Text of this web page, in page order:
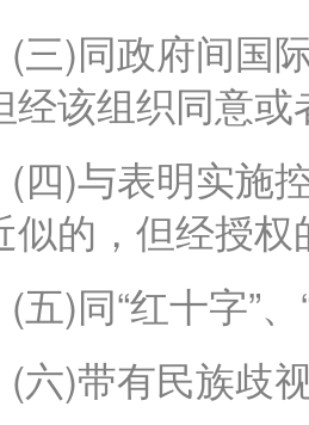
)同政府间国际
经该组织同意
)与表明实施控
似的，但经授权
)同“红十字”、
)带有民族歧